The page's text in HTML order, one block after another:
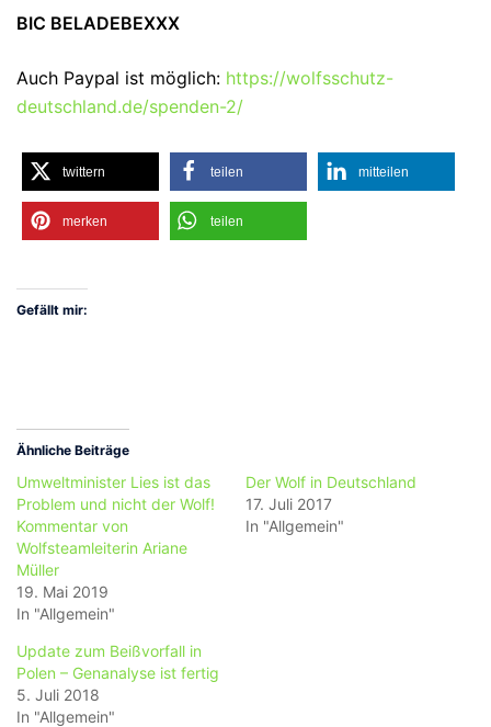
BIC BELADEBEXXX
Auch Paypal ist möglich: https://wolfsschutz-
deutschland.de/spenden-2/
twittern teilen mitteilen
merken teilen
Gefällt mir:
Ähnliche Beiträge
Umweltminister Lies ist das
Problem und nicht der Wolf!
Kommentar von
Wolfsteamleiterin Ariane
Müller
19. Mai 2019
In "Allgemein"
Der Wolf in Deutschland
17. Juli 2017
In "Allgemein"
Update zum Beißvorfall in
Polen – Genanalyse ist fertig
5. Juli 2018
In "Allgemein"